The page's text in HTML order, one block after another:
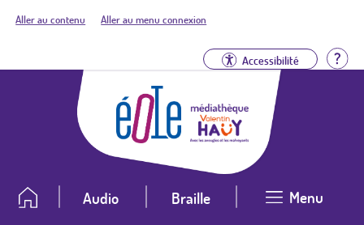
Aller au contenu Aller au menu connexion
Accessibilité
Audio Braille Menu